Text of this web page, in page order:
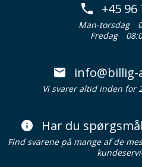
+45 96
Man-torsdag
Fredag
Vi svarer altid inden for
Har du
Find svarene på mange af de